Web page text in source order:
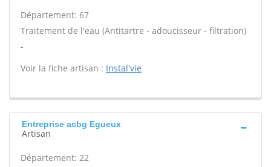
Département: 67
Traitement de l'eau (Antitartre - adoucisseur - filtration)
-
Voir la fiche artisan : Instal'vie
Entreprise acbg Egueux
Artisan
Département: 22